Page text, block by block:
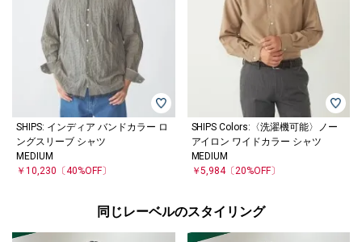
SHIPS: インディア バンドカラー ロ
ングスリーブ シャツ
MEDIUM
￥10,230 〔40%OFF〕
SHIPS Colors:〈洗濯機可能〉ノー
アイロン ワイドカラー シャツ
MEDIUM
￥5,984〔20%OFF〕
同じレーベルのスタイリング